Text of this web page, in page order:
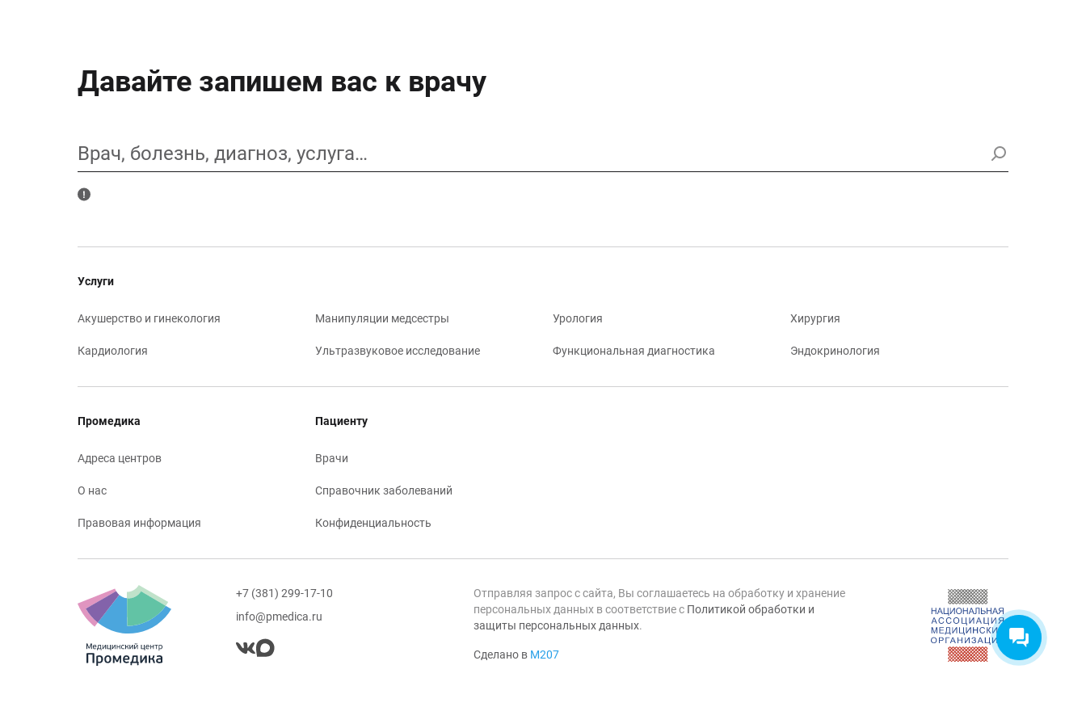
Давайте запишем вас к врачу
Врач, болезнь, диагноз, услуга…
Услуги
Акушерство и гинекология
Кардиология
Манипуляции медсестры
Ультразвуковое исследование
Урология
Функциональная диагностика
Хирургия
Эндокринология
Промедика
Адреса центров
О нас
Правовая информация
Пациенту
Врачи
Справочник заболеваний
Конфиденциальность
+7 (381) 299-17-10
info@pmedica.ru
Отправляя запрос с сайта, Вы соглашаетесь на обработку и хранение
персональных данных в соответствие с Политикой обработки и
защиты персональных данных.
Сделано в М207